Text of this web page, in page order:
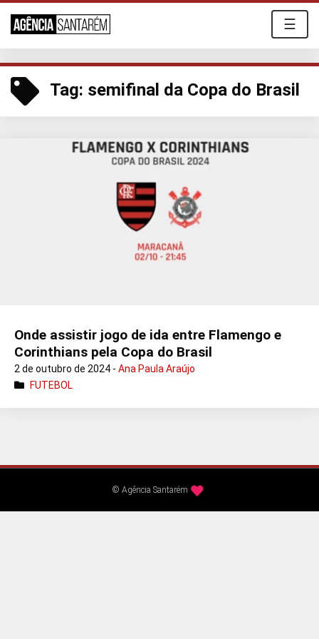
☰
Tag: semifinal da Copa do Brasil
Onde assistir jogo de ida entre Flamengo e
Corinthians pela Copa do Brasil
2 de outubro de 2024 - Ana Paula Araújo
FUTEBOL
© Agência Santarém